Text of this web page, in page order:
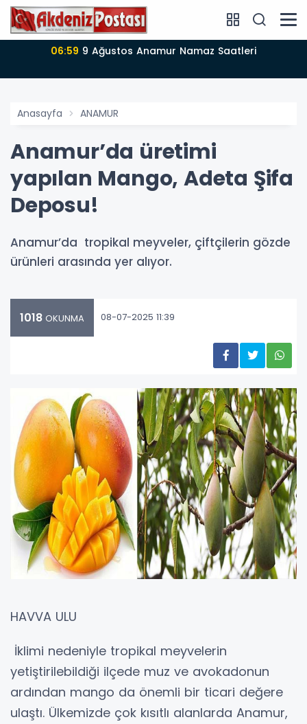
06:59 9 Ağustos Anamur Namaz Saatleri
Anasayfa ANAMUR
Anamur’da üretimi
yapılan Mango, Adeta Şifa
Deposu!
Anamur’da tropikal meyveler, çiftçilerin gözde
ürünleri arasında yer alıyor.
1018 OKUNMA 08-07-2025 11:39
HAVVA ULU
İklimi nedeniyle tropikal meyvelerin
yetiştirilebildiği ilçede muz ve avokadonun
ardından mango da önemli bir ticari değere
ulaştı. Ülkemizde çok kısıtlı alanlarda Anamur,